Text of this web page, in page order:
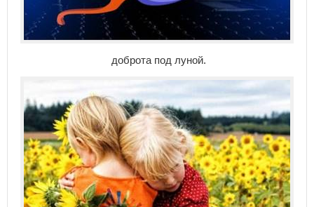
доброта под луной.